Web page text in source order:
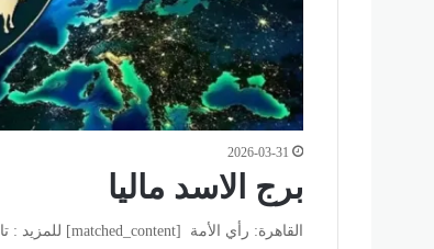
2026-03-31
برج الاسد ماليا
القاهرة: رأي الأمة [matched_content] للمزيد : تابعنا هنا ، وللتواصل الاجتماعي تابعنا علي فيسبوك وتويتر .